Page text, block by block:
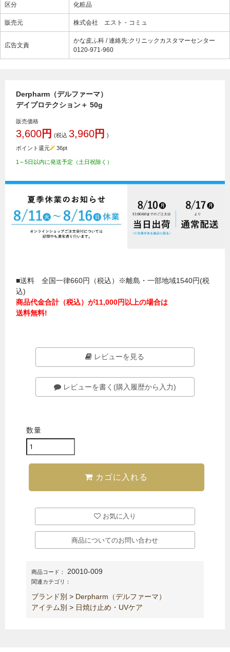
区分 化粧品
販売元 株式会社 エスト・コミュ
広告文責
かな皮ふ科 / 連絡先:クリニックカスタマーセンター
0120-971-960
Derpharm（デルファーマ）
デイプロテクション＋ 50g
販売価格
3,600円 (税込3,960円 )
ポイント還元 36pt
1～5日以内に発送予定（土日祝除く）
■送料 全国一律660円（税込）※離島・一部地域1540円(税
込)
商品代金合計（税込）が11,000円以上の場合は
送料無料!
レビューを見る
レビューを書く(購入履歴から入力)
数量
カゴに入れる
お気に入り
商品についてのお問い合わせ
商品コード： 20010-009
関連カテゴリ：
ブランド別 > Derpharm（デルファーマ）
アイテム別 > 日焼け止め・UVケア